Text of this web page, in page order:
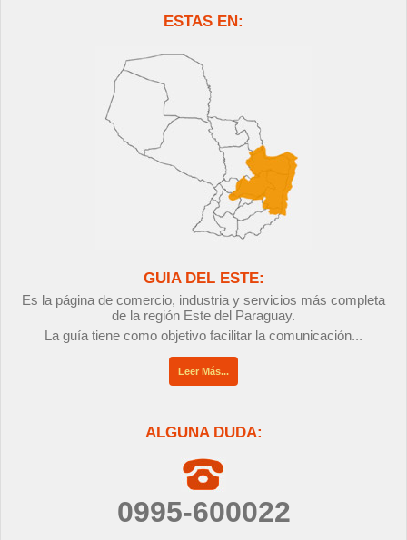
ESTAS EN:
GUIA DEL ESTE:
Es la página de comercio, industria y servicios más completa
de la región Este del Paraguay.
La guía tiene como objetivo facilitar la comunicación...
Leer Más...
ALGUNA DUDA:
0995-600022